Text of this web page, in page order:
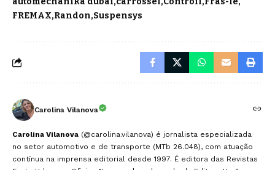
FREMAX Randon Suspensys
Carolina Vilanova
Carolina Vilanova (@carolina.vilanova) é jornalista especializada
no setor automotivo e de transporte (MTb 26.048), com atuação
contínua na imprensa editorial desde 1997. É editora das Revistas